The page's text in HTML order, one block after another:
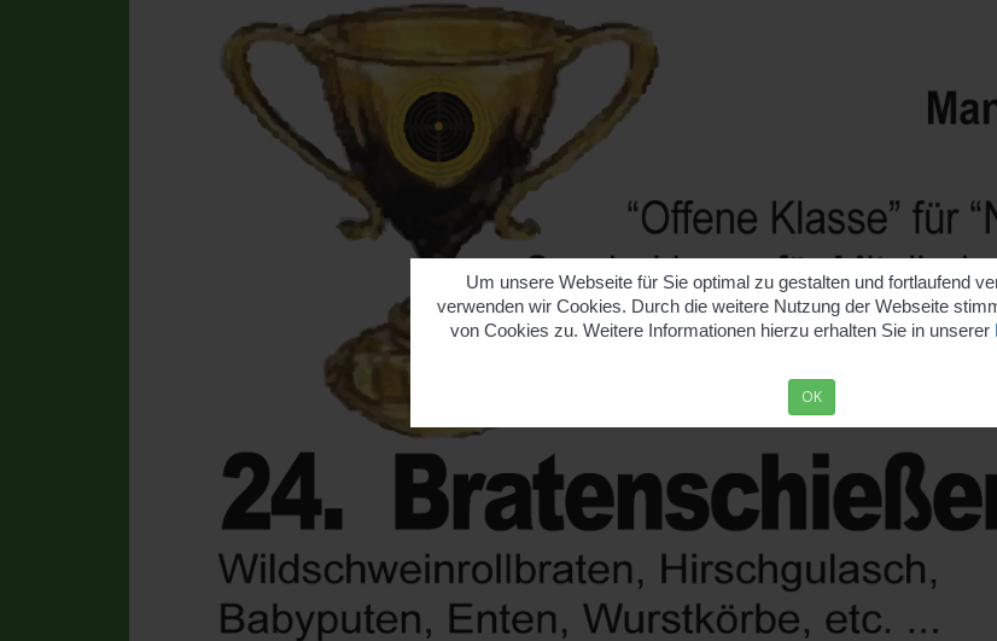
Um unsere Webseite für Sie optimal zu gestalten und fortlaufend
verwenden wir Cookies. Durch die weitere Nutzung der Webseite
von Cookies zu. Weitere Informationen hierzu erhalten Sie in unserer
OK